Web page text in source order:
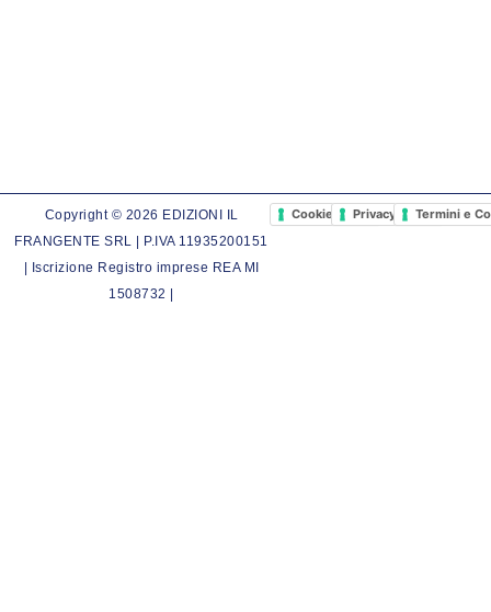
Copyright © 2026 EDIZIONI IL
FRANGENTE SRL | P.IVA 11935200151
| Iscrizione Registro imprese REA MI
1508732 |
Cookie PolicyPrivacy PolicyTermini e